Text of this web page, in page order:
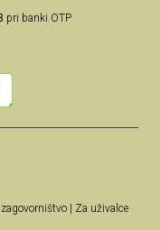
pri banki OTP
Za uživalce